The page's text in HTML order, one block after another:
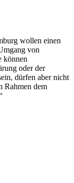
wollen einen
von
können
oder der
dürfen aber nicht
Rahmen dem